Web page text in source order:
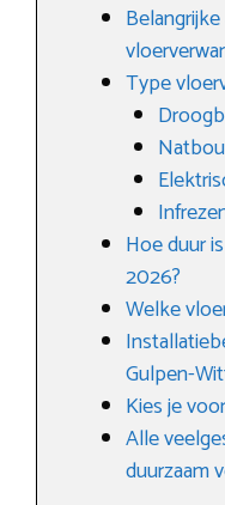
Type
Hoe duur
2026?
Welke
Gulpen-
Kies je
Alle
duurzaam